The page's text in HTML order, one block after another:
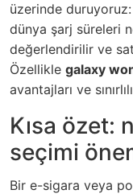
üzerinde
dünya şarj süreleri
değerlendirilir ve
Özellikle galaxy
avantajları ve
Kısa özet:
seçimi
Bir e-sigara veya